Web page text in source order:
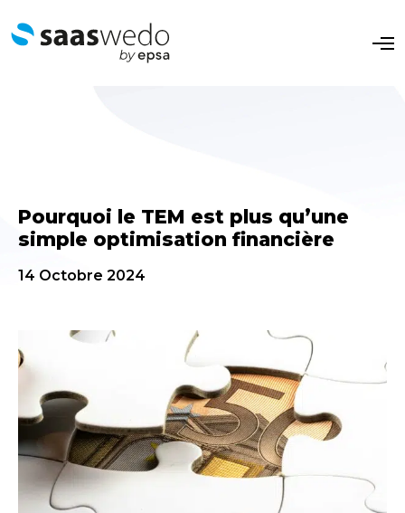
O
Pourquoi le TEM est plus qu’une
simple optimisation financière
14 Octobre 2024